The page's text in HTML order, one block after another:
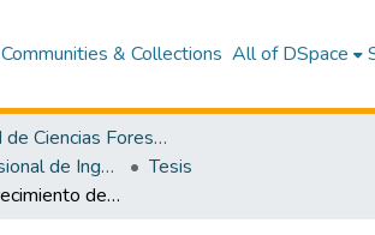
Communities & Collections All of DSpace
Facultad de Ciencias Forestales
Escuela Profesional de Ingeniería Forestal
Tesis
Dinámica de crecimiento de biomasa aérea y aporte en servicios ambientales de especies forestales en plantaciones Puerto Almendra, Loreto-Perú, 2021